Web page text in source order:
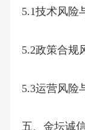
5.1技术风险
5.2政策合规
5.3运营风险
五、金坛诚